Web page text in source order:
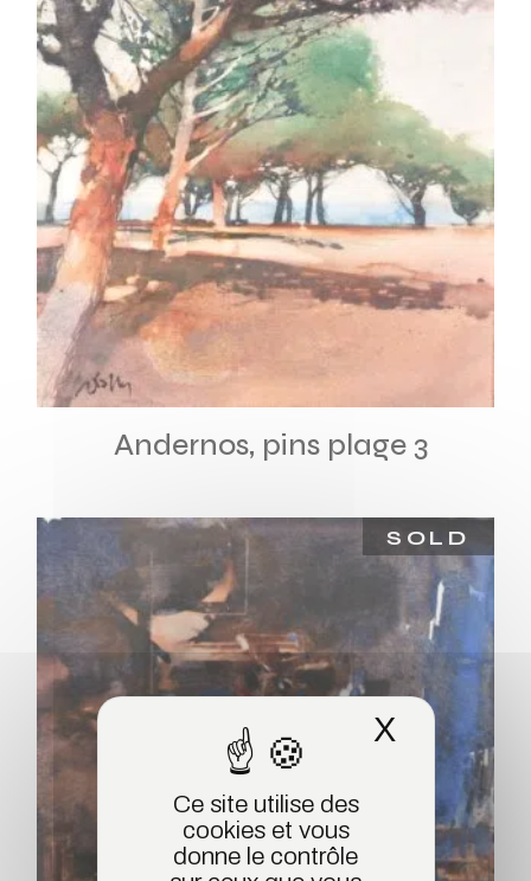
Andernos, pins plage 3
SOLD
Ce site utilise des
cookies et vous
donne le contrôle
X